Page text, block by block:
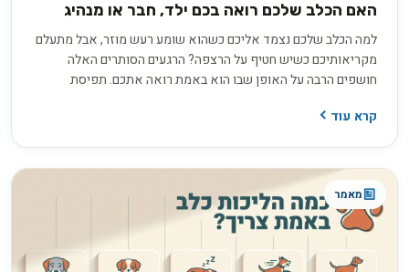
האם הכלב שלכם רואה בכם ילד, חבר או מנהיג
למה הכלב שלכם נצמד אליכם כשהוא שומע רעש מוזר, אבל מתעלם
מקריאותיכם כשיש חטיף על הרצפה? הרגעים הסותרים האלה
חושפים הרבה על האופן שבו הוא באמת רואה אתכם. תפיסת
אינה תואמת את ההבנה המדעית העדכנית. בפועל, אתם ממלאים
להבין למה הוא מתנהג כפי שהוא מתנהג.
קרא עוד
מאמר